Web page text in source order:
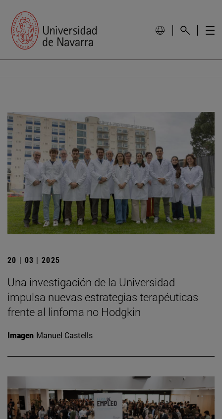
20 | 03 | 2025
Una investigación de la Universidad
impulsa nuevas estrategias terapéuticas
frente al linfoma no Hodgkin
Imagen Manuel Castells